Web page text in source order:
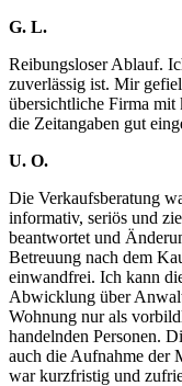
G. L.
Reibungsloser Ablauf.
zuverlässig ist. Mir
übersichtliche Firma mit
die Zeitangaben gut
U. O.
Die Verkaufsberatung
informativ, seriös und
beantwortet und
Betreuung nach dem
einwandfrei. Ich kann
Abwicklung über
Wohnung nur als
handelnden Personen.
auch die Aufnahme der
war kurzfristig und